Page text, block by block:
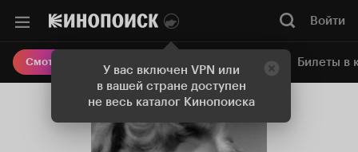
У вас включен VPN или
в вашей стране доступен
не весь каталог Кинопоиска
Войти
Смотреть кино Онлайн-кинотеатр Билеты в